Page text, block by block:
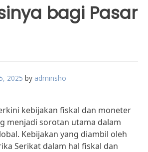
bagi Pasar
2025 by adminsho
kebijakan fiskal dan moneter
menjadi sorotan utama dalam
Kebijakan yang diambil oleh
Serikat dalam hal fiskal dan